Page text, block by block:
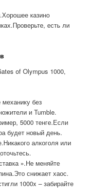
казино
есть ли
of Olympus 1000,
без
и Tumble.
5000 тенге.Если
будет новый день.
алкоголя или
».Не меняйте
снижает хаос.
1000x – забирайте